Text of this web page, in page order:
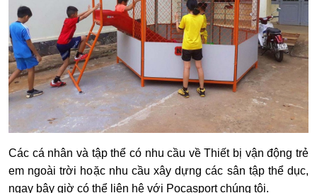
Các cá nhân và tập thể có nhu cầu về Thiết bị vận động trẻ
em ngoài trời hoặc nhu cầu xây dựng các sân tập thể dục,
ngay bây giờ có thể liên hệ với Pocasport chúng tôi.